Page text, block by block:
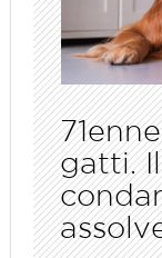
gatti.